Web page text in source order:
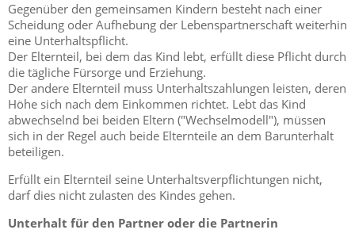
Gegenüber den gemeinsamen Kindern besteht nach einer
Scheidung oder Aufhebung der Lebenspartnerschaft weiterhin
eine Unterhaltspflicht.
Der Elternteil, bei dem das Kind lebt, erfüllt diese Pflicht durch
die tägliche Fürsorge und Erziehung.
Der andere Elternteil muss Unterhaltszahlungen leisten, deren
Höhe sich nach dem Einkommen richtet. Lebt das Kind
abwechselnd bei beiden Eltern ("Wechselmodell"), müssen
sich in der Regel auch beide Elternteile an dem Barunterhalt
beteiligen.
Erfüllt ein Elternteil seine Unterhaltsverpflichtungen nicht,
darf dies nicht zulasten des Kindes gehen.
Unterhalt für den Partner oder die Partnerin